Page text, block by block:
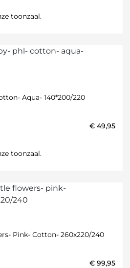
toonzaal.
Aqua- 140*200/220
€ 49,95
toonzaal.
Pink- Cotton- 260x220/240
€ 99,95